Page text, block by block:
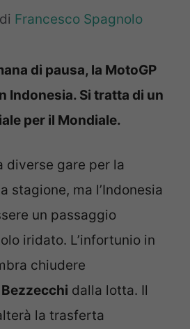
di Francesco Spagnolo
di pausa, la MotoGP
Indonesia. Si tratta di un
per il Mondiale.
diverse gare per la
stagione, ma l’Indonesia
un passaggio
iridato. L’infortunio in
chiudere
Bezzecchi dalla lotta. Il
la trasferta